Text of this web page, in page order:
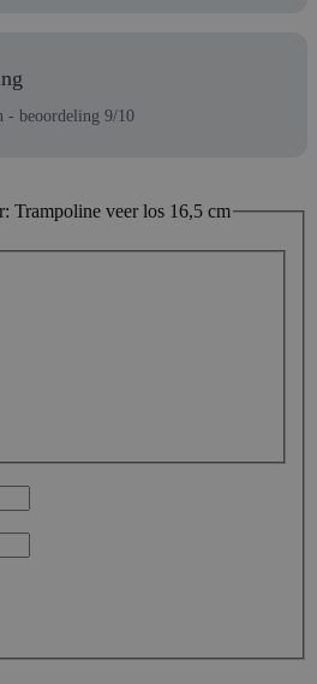
- beoordeling 9/10
Trampoline veer los 16,5 cm